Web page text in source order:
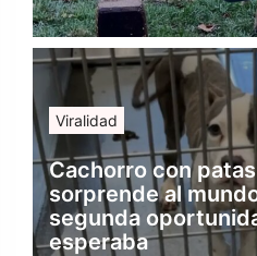
Viralidad
Cachorro con
sorprende al
segunda
esperaba